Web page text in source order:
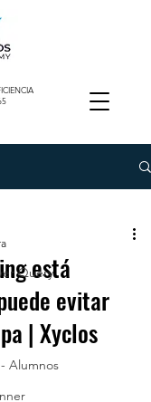
Query
Alumnos
está
evitar
| Xyclos